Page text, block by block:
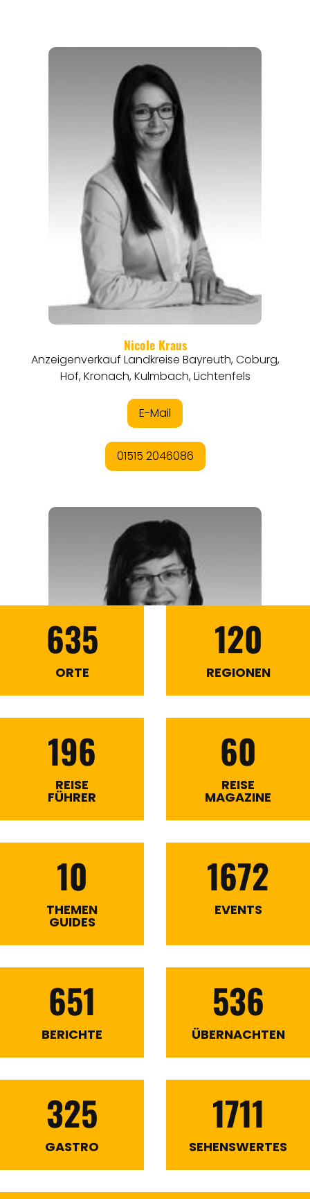
635
ORTE
120
REGIONEN
196
REISE
FÜHRER
60
REISE
MAGAZINE
10
THEMEN
GUIDES
1672
EVENTS
651
BERICHTE
536
ÜBERNACHTEN
325
GASTRO
1711
SEHENSWERTES